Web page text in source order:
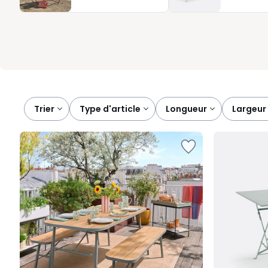
de jardin pensées pour s’adapter à vos habitudes, à votre
Trier
type d'article longueur largeur